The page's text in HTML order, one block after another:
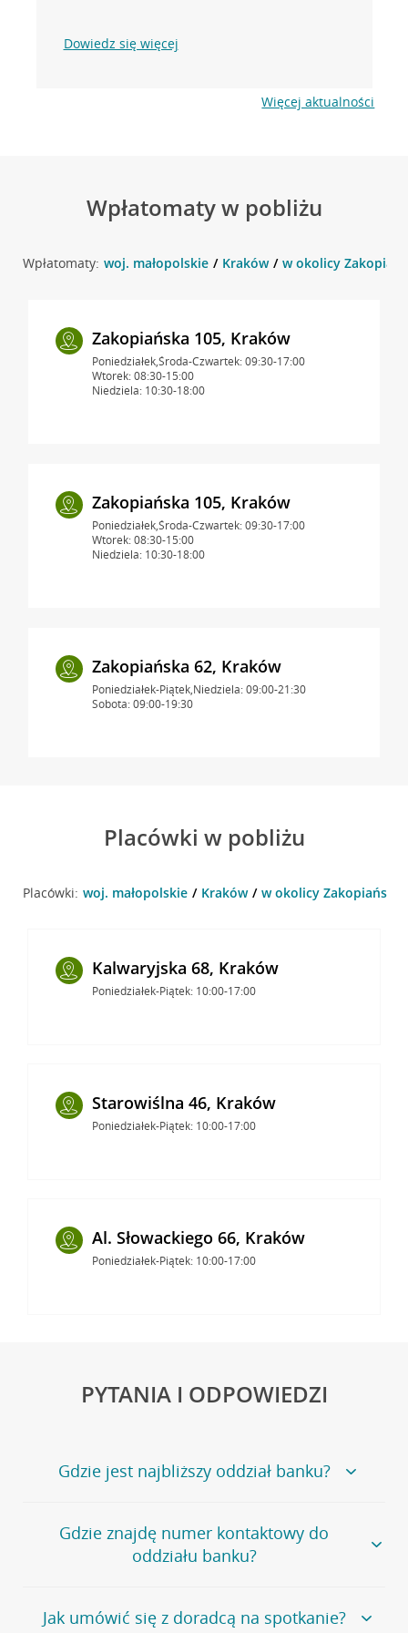
Dowiedz się więcej
Więcej aktualności
Wpłatomaty w pobliżu
Wpłatomaty: woj. małopolskie Kraków w okolicy
Zakopiańska 105, Kraków
Poniedziałek,Środa-Czwartek: 09:30-17:00
Wtorek: 08:30-15:00
Niedziela: 10:30-18:00
Zakopiańska 105, Kraków
Poniedziałek,Środa-Czwartek: 09:30-17:00
Wtorek: 08:30-15:00
Niedziela: 10:30-18:00
Zakopiańska 62, Kraków
Poniedziałek-Piątek,Niedziela: 09:00-21:30
Sobota: 09:00-19:30
Placówki w pobliżu
Placówki: woj. małopolskie Kraków w okolicy Zakopiańska
Kalwaryjska 68, Kraków
Poniedziałek-Piątek: 10:00-17:00
Starowiślna 46, Kraków
Poniedziałek-Piątek: 10:00-17:00
Al. Słowackiego 66, Kraków
Poniedziałek-Piątek: 10:00-17:00
PYTANIA I ODPOWIEDZI
Gdzie jest najbliższy oddział banku?
Jeśli szukasz oddziału naszego banku, zapraszamy na
stronęPlacówki i bankomaty, na której znajduje się
wygodna wyszukiwarka.
oddziałów
Gdzie znajdę numer kontaktowy do
oddziału banku?
Bank Credit Agricole nie udostępnia ogólnego numeru
telefonu do placówki bankowej.
Jak umówić się z doradcą na spotkanie?